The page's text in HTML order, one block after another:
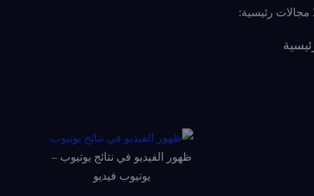
ظهور الفيديو في نتائج يوتيوب –
يوتيوب فيديو